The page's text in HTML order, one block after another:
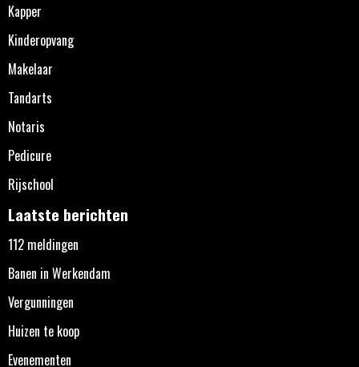
Kapper
Kinderopvang
Makelaar
Tandarts
Notaris
Pedicure
Rijschool
Laatste berichten
112 meldingen
Banen in Werkendam
Vergunningen
Huizen te koop
Evenementen